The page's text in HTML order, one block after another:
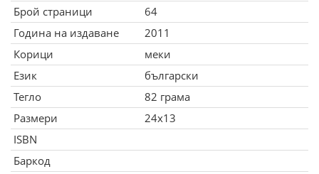
Брой страници
64
Година на издаване
2011
Корици
меки
Език
български
Тегло
82 грама
Размери
24x13
ISBN
Баркод